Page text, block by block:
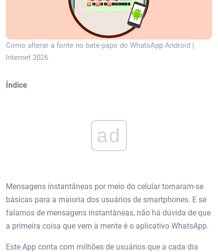
Como alterar a fonte no bate-papo do WhatsApp Android |
Internet 2026
Índice
ad
Mensagens instantâneas por meio do celular tornaram-se
básicas para a maioria dos usuários de smartphones. E se
falamos de mensagens instantâneas, não há dúvida de que
a primeira coisa que vem à mente é o aplicativo WhatsApp.
Este App conta com milhões de usuários que a cada dia